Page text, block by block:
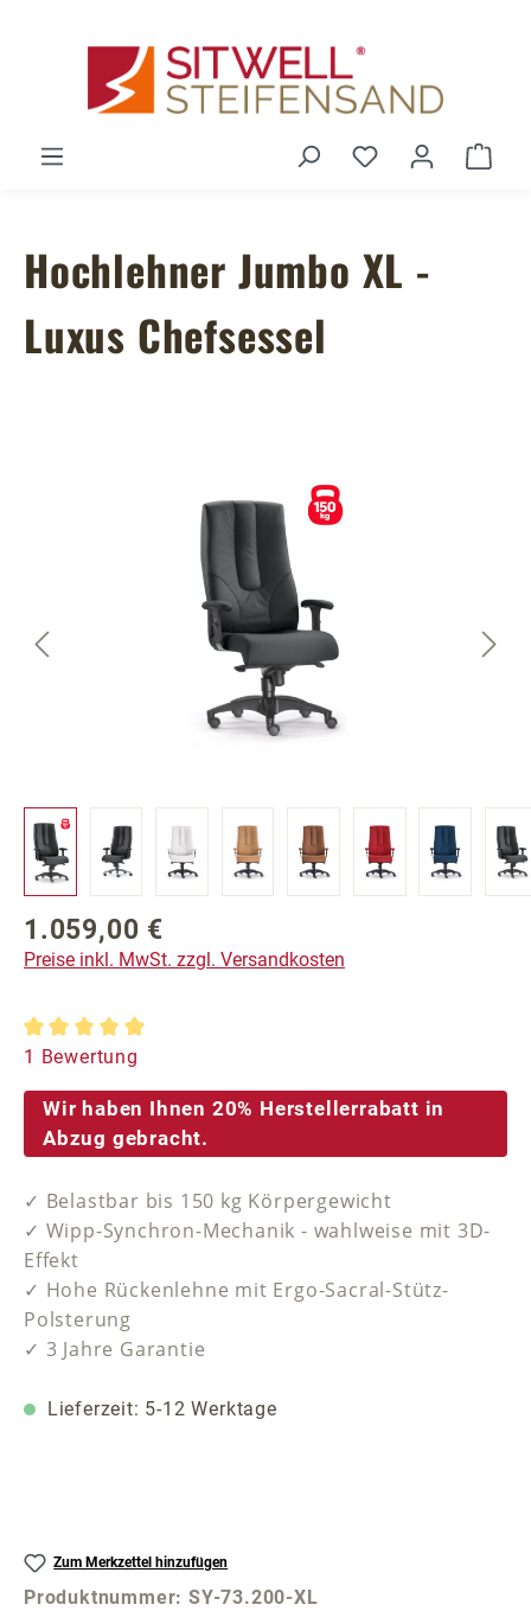
Du hast 0
Hochlehner Jumbo XL -
Luxus Chefsessel
Regulärer Preis:
1.059,00 €
Preise inkl. MwSt. zzgl. Versandkosten
Durchschnittliche Bewertung von 5 von 5 Sternen
1 Bewertung
Wir haben Ihnen 20% Herstellerrabatt in
Abzug gebracht.
✓ Belastbar bis 150 kg Körpergewicht
✓ Wipp-Synchron-Mechanik - wahlweise mit 3D-
Effekt
✓ Hohe Rückenlehne mit Ergo-Sacral-Stütz-
Polsterung
✓ 3 Jahre Garantie
Lieferzeit: 5-12 Werktage
Zum Merkzettel hinzufügen
Produktnummer:SY-73.200-XL